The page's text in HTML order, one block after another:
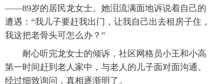
旅游 理财 政务 教育
看天下 晋月读
太原日报 太原晚报 热评 社区
——89岁的居民龙女士。她泪流满面地诉说着自己的
遭遇：“我儿子要赶我出门，让我自己出去租房子住，
我这把老骨头可怎么办？”
耐心听完龙女士的倾诉，社区网格员小王和小高
第一时间赶到老人家中，与老人的儿子面对面沟通。
经过细致询问，真相逐渐明了。